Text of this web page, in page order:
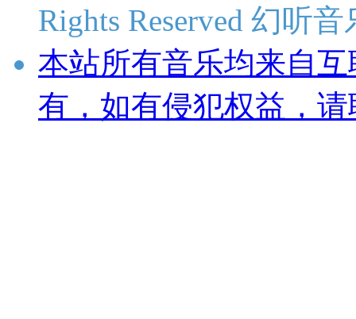
Rights Reserved 幻听
本站所有音乐均来自
有，如有侵犯权益，